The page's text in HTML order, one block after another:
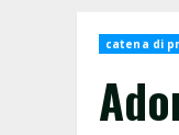
catena di